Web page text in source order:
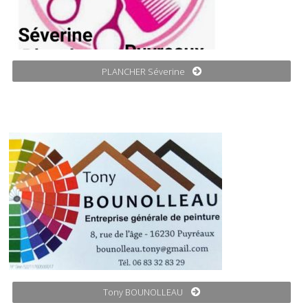
PLANCHER Séverine
Tony BOUNOLLEAU